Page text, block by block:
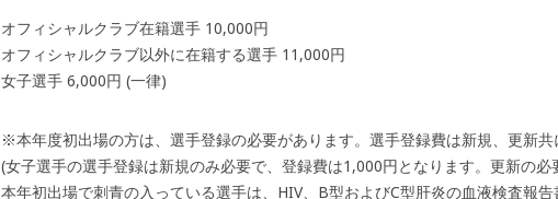
オフィシャルクラブ在籍選手 10,000円
オフィシャルクラブ以外に在籍する選手 11,000円
女子選手 6,000円 (一律)
※本年度初出場の方は、選手登録の必要があります。選手登録費は新規、更新共
(女子選手の選手登録は新規のみ必要で、登録費は1,000円となります。更新の必
本年初出場で刺青の入っている選手は、HIV、B型およびC型肝炎の血液検査報